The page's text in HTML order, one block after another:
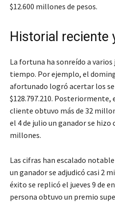
$12.600 millones de pesos.
Historial reciente
La fortuna ha sonreído a
tiempo. Por ejemplo, el
afortunado logró acertar los
$128.797.210. Posteriormente,
cliente obtuvo más de 32
el 4 de julio un ganador se hizo
millones.
Las cifras han escalado
un ganador se adjudicó casi 2
éxito se replicó el jueves 9 de
persona obtuvo un premio